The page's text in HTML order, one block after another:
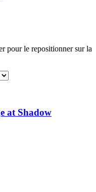
pour le repositionner sur la
at Shadow